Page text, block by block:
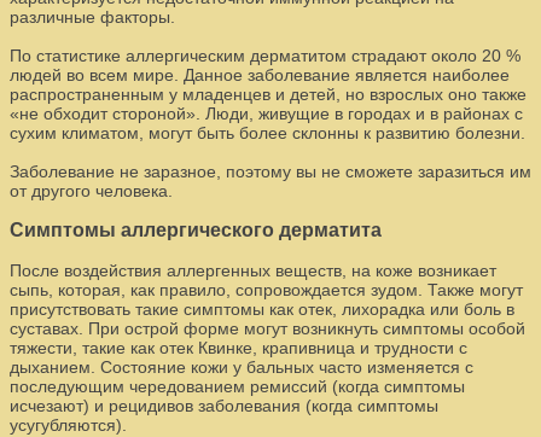
различные факторы.
По статистике аллергическим дерматитом страдают около 20 %
людей во всем мире. Данное заболевание является наиболее
распространенным у младенцев и детей, но взрослых оно также
«не обходит стороной». Люди, живущие в городах и в районах с
сухим климатом, могут быть более склонны к развитию болезни.
Заболевание не заразное, поэтому вы не сможете заразиться им
от другого человека.
Симптомы аллергического дерматита
После воздействия аллергенных веществ, на коже возникает
сыпь, которая, как правило, сопровождается зудом. Также могут
присутствовать такие симптомы как отек, лихорадка или боль в
суставах. При острой форме могут возникнуть симптомы особой
тяжести, такие как отек Квинке, крапивница и трудности с
дыханием. Состояние кожи у бальных часто изменяется с
последующим чередованием ремиссий (когда симптомы
исчезают) и рецидивов заболевания (когда симптомы
усугубляются).